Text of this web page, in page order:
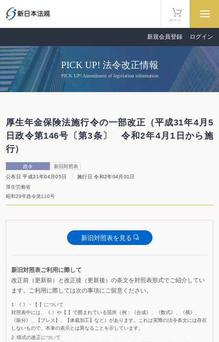
カート
新規会員登録 ログイン
PICK UP! 法令改正情報
PICK UP! Amendment of legislation information
厚生年金保険法施行令の一部改正（平成31年4月5
日政令第146号〔第3条〕 令和2年4月1日から施
行）
政令
新旧対照表
公布日 平成31年04月05日
施行日 令和2年04月01日
厚生労働省
昭和29年政令第110号
新旧対照表を見る
新旧対照表ご利用に際して
改正前（更新前）と改正後（更新後）の条文を対照表形式でご紹介してい
ます。ご利用に際しては次の事項にご留意ください。
《 》・【 】について
対照表中には、《 》や【 】で囲まれている箇所（例：《合成》、《数式》、《横》、
《振分》、【ブレス】、【体裁加工】など）があります。これは実際の法令条文には存在
しないもので、本来の表示とは異なることを示しています。
様式の改正について